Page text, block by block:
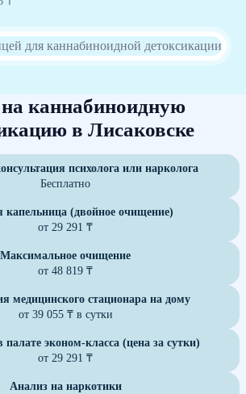
каннабиноидную
в Лисаковске
психолога или нарколога
Бесплатно
капельница (двойное очищение)
от 29 291 ₸
Максимальное очищение
от 48 819 ₸
медицинского стационара на дому
от 39 055 ₸ в сутки
эконом-класса (цена за сутки)
от 29 291 ₸
Анализ на наркотики